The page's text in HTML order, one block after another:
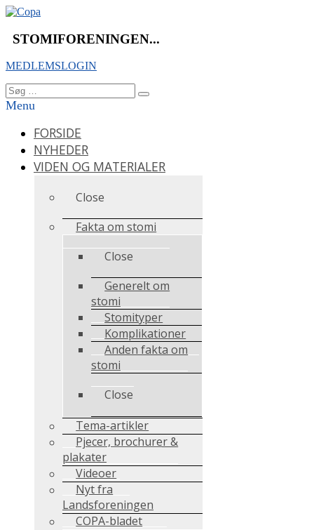
Videre
indhold
STOMIFORENINGEN...
MEDLEMSLOGIN
Søg
efter:
Søg
Menu
FORSIDE
NYHEDER
VIDEN OG MATERIALER
Close
Fakta om stomi
Close
Generelt om
stomi
Stomityper
Komplikationer
Anden fakta om
stomi
Close
Tema-artikler
Pjecer, brochurer &
plakater
Videoer
Nyt fra
Landsforeningen
COPA-bladet